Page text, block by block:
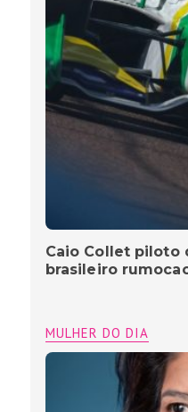
Caio Collet piloto
brasileiro
MULHER DO DIA